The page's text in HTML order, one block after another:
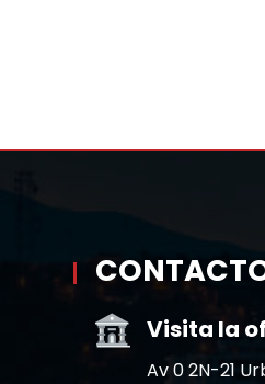
Visita la
Av 0 2N-21